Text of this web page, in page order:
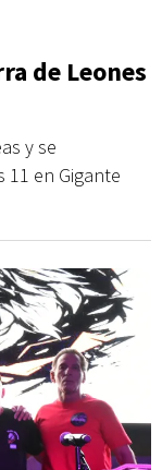
de Leones
y se
en Gigante